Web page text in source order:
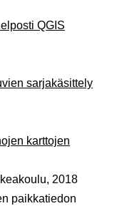
QGIS
sarjakäsittely
karttojen
2018
paikkatiedon